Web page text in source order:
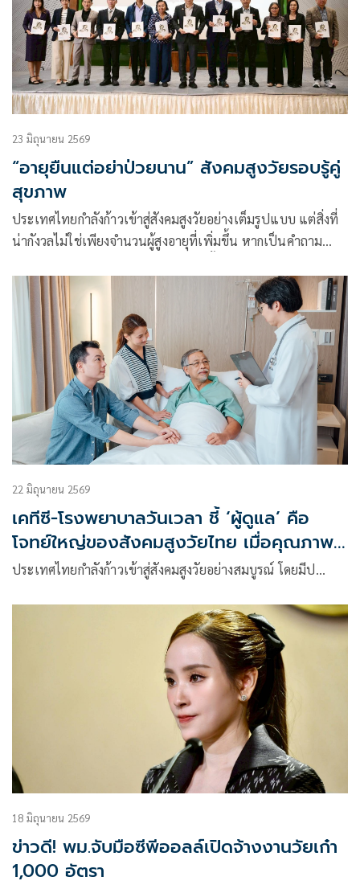
23 มิถุนายน 2569
“อายุยืนแต่อย่าป่วยนาน” สังคมสูงวัยรอบรู้คู่
สุขภาพ
ประเทศไทยกำลังก้าวเข้าสู่สังคมสูงวัยอย่างเต็มรูปแบบ แต่สิ่งที่
น่ากังวลไม่ใช่เพียงจำนวนผู้สูงอายุที่เพิ่มขึ้น หากเป็นคำถาม
เพียงใด เ
22 มิถุนายน 2569
เคทีซี-โรงพยาบาลวันเวลา ชี้ ‘ผู้ดูแล’ คือ
โจทย์ใหญ่ของสังคมสูงวัยไทย เมื่อคุณภาพ
ชีวิตสำคัญไม่แพ้การรักษา
ประเทศไทยกำลังก้าวเข้าสู่สังคมสูงวัยอย่างสมบูรณ์ โดยมีป…
18 มิถุนายน 2569
ข่าวดี! พม.จับมือซีพีออลล์เปิดจ้างงานวัยเก๋า
1,000 อัตรา